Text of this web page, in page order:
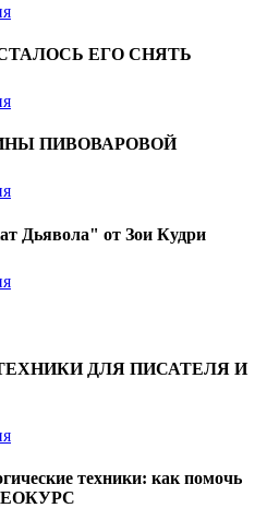
ЕГО СНЯТЬ
ПИВОВАРОВОЙ
Дьявола" от Зои Кудри
ДЛЯ ПИСАТЕЛЯ И
техники: как помочь